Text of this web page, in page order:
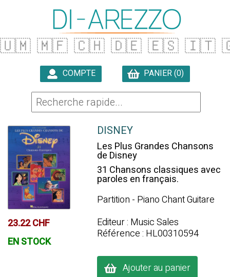
🇺🇲 🇲🇫 🇨🇭 🇩🇪 🇪🇸 🇮🇹
COMPTE PANIER (0)
23.22 CHF
EN STOCK
DISNEY
Les Plus Grandes Chansons
de Disney
31 Chansons classiques avec
paroles en français.
Partition - Piano Chant Guitare
Editeur : Music Sales
Référence : HL00310594
Ajouter au panier